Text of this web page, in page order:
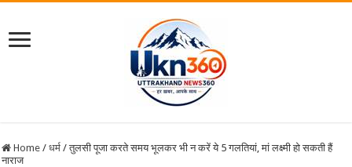
Home / धर्म / तुलसी पूजा करते समय भूलकर भी न करें ये 5 गलतियां, मां लक्ष्मी हो सकती हैं
नाराज